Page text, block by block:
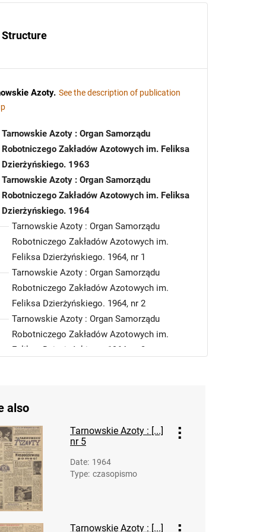
Structure
Azoty. See the description of publication
Tarnowskie Azoty : Organ Samorządu
Robotniczego Zakładów Azotowych im. Feliksa
Dzierżyńskiego. 1963
Tarnowskie Azoty : Organ Samorządu
Robotniczego Zakładów Azotowych im. Feliksa
Dzierżyńskiego. 1964
Tarnowskie Azoty : Organ Samorządu
Robotniczego Zakładów Azotowych im.
Feliksa Dzierżyńskiego. 1964, nr 1
Tarnowskie Azoty : Organ Samorządu
Robotniczego Zakładów Azotowych im.
Feliksa Dzierżyńskiego. 1964, nr 2
Tarnowskie Azoty : Organ Samorządu
Robotniczego Zakładów Azotowych im.
Feliksa Dzierżyńskiego. 1964, nr 3
Tarnowskie Azoty : Organ Samorządu
Robotniczego Zakładów Azotowych im.
Feliksa Dzierżyńskiego. 1964, nr 5
Tarnowskie Azoty : Organ Samorządu
Robotniczego Zakładów Azotowych im.
Feliksa Dzierżyńskiego. 1964, nr 6
Tarnowskie Azoty : Organ Samorządu
also
Tarnowskie Azoty : [...]
nr 5
Date: 1964
Type: czasopismo
Tarnowskie Azoty : [...]